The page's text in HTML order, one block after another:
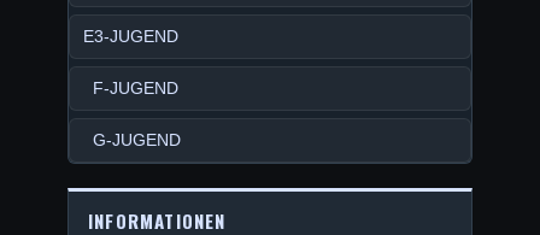
E3-JUGEND
F-JUGEND
G-JUGEND
INFORMATIONEN